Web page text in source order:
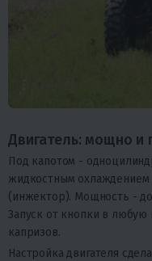
Двигатель: мощно и
Под капотом -
жидкостным
(инжектор). Мощность -
Запуск от кнопки в любую
капризов.
Настройка двигателя